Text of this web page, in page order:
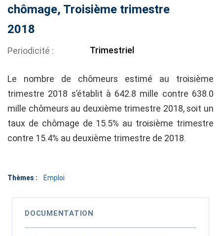
chômage, Troisième trimestre
2018
Periodicité Trimestriel
Le nombre de chômeurs estimé au troisième
trimestre 2018 s’établit à 642.8 mille contre 638.0
mille chômeurs au deuxième trimestre 2018, soit un
taux de chômage de 15.5% au troisième trimestre
contre 15.4% au deuxième trimestre de 2018.
Thèmes : Emploi
DOCUMENTATION